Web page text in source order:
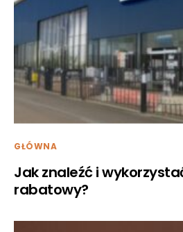
GŁÓWNA
Jak znaleźć i
rabatowy?